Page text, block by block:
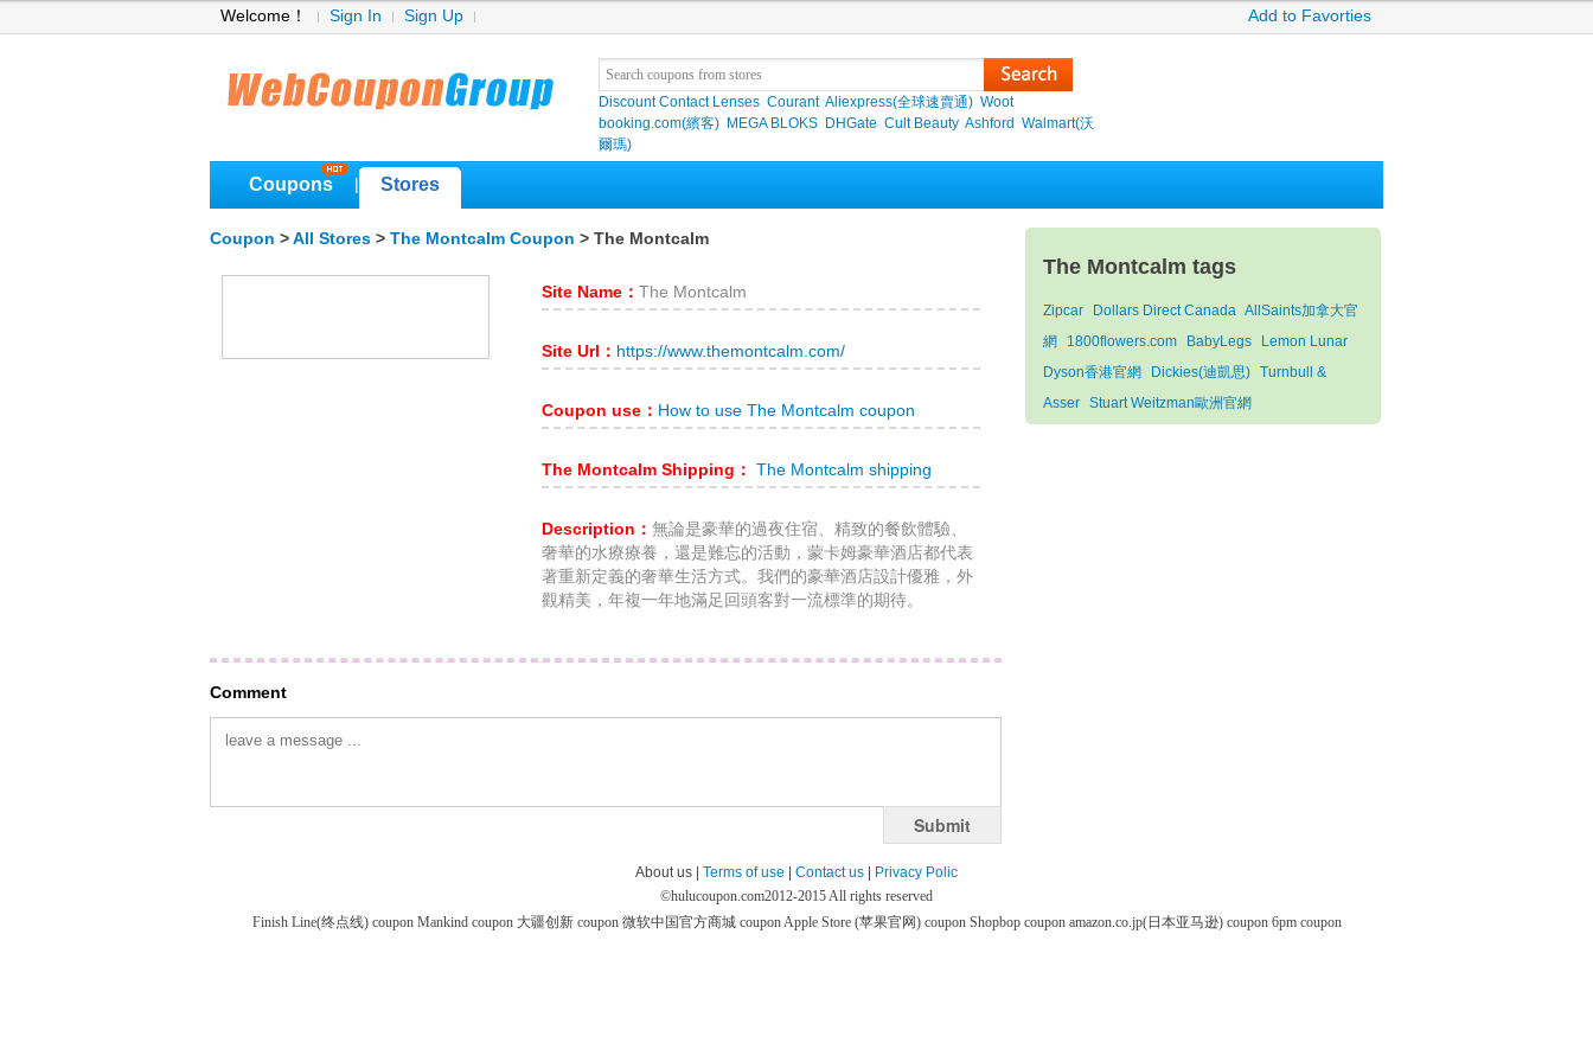
Welcome！ Sign In Sign Up Add to Favorties
Discount Contact Lenses Courant Aliexpress(全球速賣通) Woot
booking.com(繽客) MEGA BLOKS DHGate Cult Beauty Ashford Walmart(沃
爾瑪)
Coupons Stores
Coupon > All Stores > The Montcalm Coupon > The Montcalm
Site Name： The Montcalm
Site Url： https://www.themontcalm.com/
Coupon use： How to use The Montcalm coupon
The Montcalm Shipping： The Montcalm shipping
Description： 無論是豪華的過夜住宿、精致的餐飲體驗、
奢華的水療療養，還是難忘的活動，蒙卡姆豪華酒店都代表
著重新定義的奢華生活方式。我們的豪華酒店設計優雅，外
觀精美，年複一年地滿足回頭客對一流標準的期待。
Comment
Submit
The Montcalm tags
Zipcar Dollars Direct Canada AllSaints加拿大官
網
1800flowers.com BabyLegs
Lemon Lunar
Dyson香港官網
Dickies(迪凱思) Turnbull &
Asser Stuart Weitzman歐洲官網
About us | Terms of use Contact us
Privacy Polic
©hulucoupon.com2012-2015 All rights reserved
Finish Line(终点线) coupon Mankind coupon 大疆创新 coupon 微软中国官方商城 couponApple Store (苹果官网) coupon Shopbop coupon amazon.co.jp(日本亚马逊) coupon 6pm coupon